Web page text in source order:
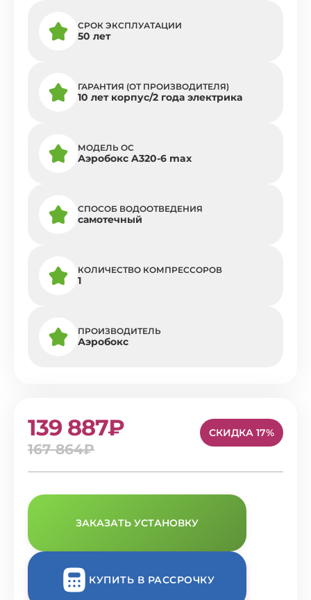
СРОК ЭКСПЛУАТАЦИИ
50 лет
ГАРАНТИЯ (ОТ ПРОИЗВОДИТЕЛЯ)
10 лет корпус/2 года электрика
МОДЕЛЬ ОС
Аэробокс A320-6 max
СПОСОБ ВОДООТВЕДЕНИЯ
самотечный
КОЛИЧЕСТВО КОМПРЕССОРОВ
1
ПРОИЗВОДИТЕЛЬ
Аэробокс
139 887₽
167 864₽
СКИДКА 17%
ЗАКАЗАТЬ УСТАНОВКУ
КУПИТЬ В РАССРОЧКУ